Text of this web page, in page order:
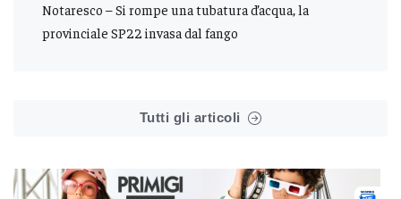
Notaresco – Si rompe una tubatura d’acqua, la
provinciale SP22 invasa dal fango
Tutti gli articoli